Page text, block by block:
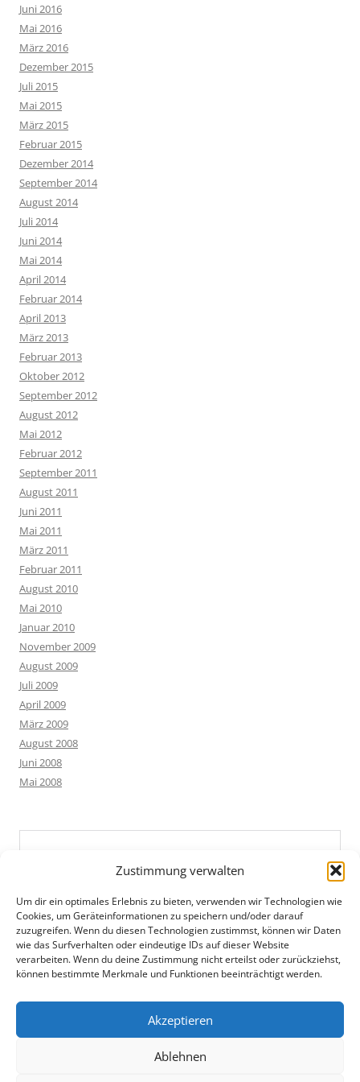
Zustimmung verwalten
Um dir ein optimales Erlebnis zu bieten, verwenden wir Technologien wie
Cookies, um Geräteinformationen zu speichern und/oder darauf
zuzugreifen. Wenn du diesen Technologien zustimmst, können wir Daten
wie das Surfverhalten oder eindeutige IDs auf dieser Website
verarbeiten. Wenn du deine Zustimmung nicht erteilst oder zurückziehst,
können bestimmte Merkmale und Funktionen beeinträchtigt werden.
Akzeptieren
Ablehnen
Juni 2016
Mai 2016
März 2016
Dezember 2015
Juli 2015
Mai 2015
März 2015
Februar 2015
Dezember 2014
September 2014
August 2014
Juli 2014
Juni 2014
Mai 2014
April 2014
Februar 2014
April 2013
März 2013
Februar 2013
Oktober 2012
September 2012
August 2012
Mai 2012
Februar 2012
September 2011
August 2011
Juni 2011
Mai 2011
März 2011
Februar 2011
August 2010
Mai 2010
Januar 2010
November 2009
August 2009
Juli 2009
April 2009
März 2009
August 2008
Juni 2008
Mai 2008